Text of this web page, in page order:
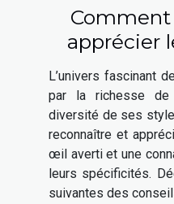
apprécier
L’univers fascinant
par la richesse
diversité de ses
reconnaître et
œil averti et une
leurs spécificités.
suivantes des